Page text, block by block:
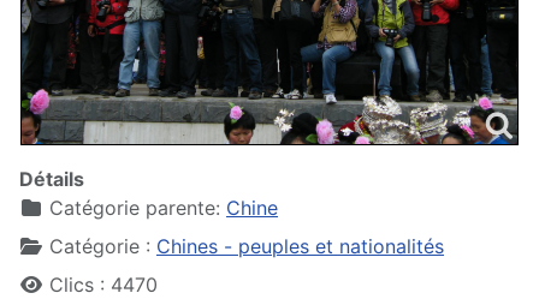
Détails
Catégorie parente: Chine
Catégorie : Chines - peuples et nationalités
Clics : 4470